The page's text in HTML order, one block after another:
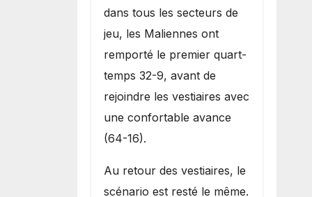
dans tous les secteurs de
jeu, les Maliennes ont
remporté le premier quart-
temps 32-9, avant de
rejoindre les vestiaires avec
une confortable avance
(64-16).
Au retour des vestiaires, le
scénario est resté le même.